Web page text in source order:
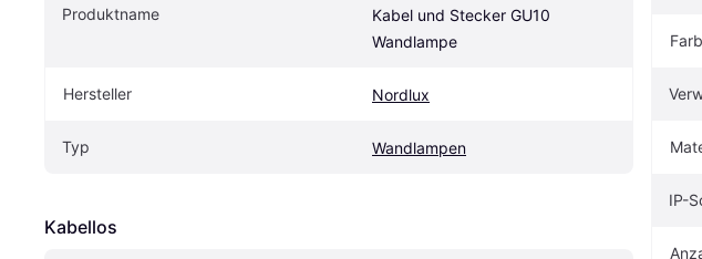
Produktname
Kabel und Stecker GU10
Wandlampe
Hersteller Nordlux
Typ Wandlampen
Kabellos
IP-